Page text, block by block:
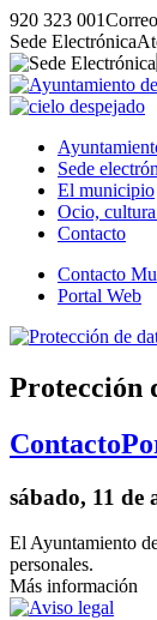
920 323 001Correo
Sede Electrónica
Sede
El municipio
Ocio,
Contacto
Contacto
Portal Web
Protección
Contacto
sábado, 11 de
El Ayuntamiento
personales.
Más información